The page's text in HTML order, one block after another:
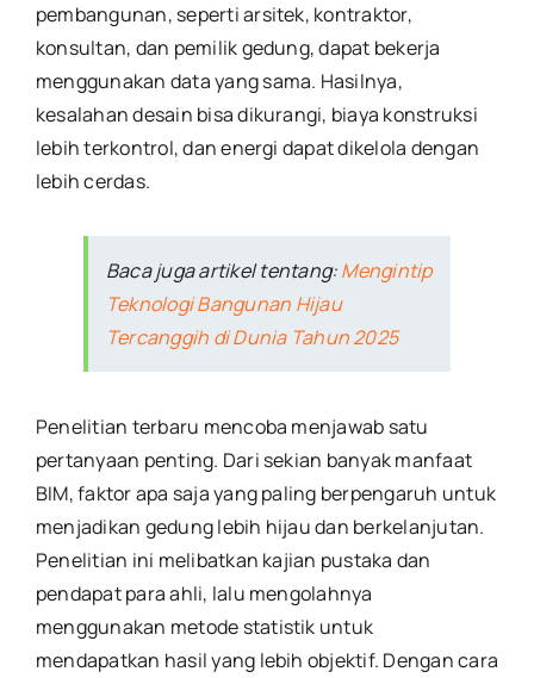
pembangunan, seperti arsitek, kontraktor,
konsultan, dan pemilik gedung, dapat bekerja
menggunakan data yang sama. Hasilnya,
kesalahan desain bisa dikurangi, biaya konstruksi
lebih terkontrol, dan energi dapat dikelola dengan
lebih cerdas.
Baca juga artikel tentang:Mengintip
Teknologi Bangunan Hijau
Tercanggih di Dunia Tahun 2025
Penelitian terbaru mencoba menjawab satu
pertanyaan penting. Dari sekian banyak manfaat
BIM, faktor apa saja yang paling berpengaruh untuk
menjadikan gedung lebih hijau dan berkelanjutan.
Penelitian ini melibatkan kajian pustaka dan
pendapat para ahli, lalu mengolahnya
menggunakan metode statistik untuk
mendapatkan hasil yang lebih objektif. Dengan cara